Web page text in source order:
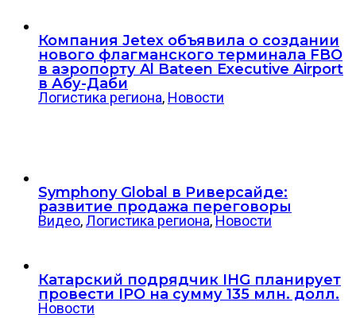
Компания Jetex объявила о создании
нового флагманского терминала FBO
в аэропорту Al Bateen Executive Airport
в Абу-Даби
Логистика региона, Новости
Symphony Global в Риверсайде:
развитие продажа переговоры
Видео,Логистика региона, Новости
Катарский подрядчик IHG планирует
провести IPO на сумму 135 млн. долл.
Новости